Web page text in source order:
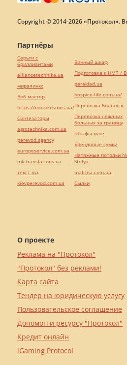
Copyright © 2014-2026 «Протокол».
О проекте
Реклама на "Протокол"
"Протокол" без реклами!
Карта сайта
Тендер на юридическую услугу
Пользовательское соглашение
Допомогти ресурсу "Протокол"
Кредит онлайн
iGaming Protocol
Партнёры
Серьги с
бриллиантами
alliancetechnika.ua
миралинкс
Веб мастер
https://motokosmos.ua/
Синтезаторы
agrotechnika.com.ua
perevod.agency
europeservice.com.ua
mk-translations.ua
текст юа
kievperevod.com.ua
Винный шкаф
Подготовка к НМТ /
pereklad.ua
hospice-life.com.ua/
Перевозка больных
Перевозка лежачих
больных за границу
Шкафы купе
Брендовые сумки
Натяжные потолки
Stelya
maltina.com.ua
Cылки